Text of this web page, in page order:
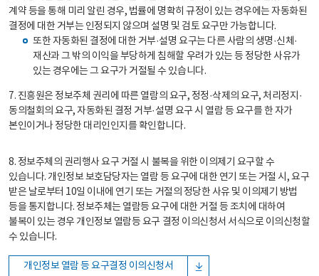
계약 등을 통해 미리 알린 경우, 법률에 명확히 규정이 있는 경우에는 자동화된
결정에 대한 거부는 인정되지 않으며 설명 및 검토 요구만 가능합니다.
또한 자동화된 결정에 대한 거부·설명 요구는 다른 사람의 생명·신체·
재산과 그 밖의 이익을 부당하게 침해할 우려가 있는 등 정당한 사유가
있는 경우에는 그 요구가 거절될 수 있습니다.
7. 진흥원은 정보주체 권리에 따른 열람의 요구, 정정·삭제의 요구, 처리정지·
동의철회의 요구, 자동화된 결정 거부·설명 요구 시 열람 등 요구를 한 자가
본인이거나 정당한 대리인인지를 확인합니다.
8. 정보주체의 권리행사 요구 거절 시 불복을 위한 이의제기 요구할 수
있습니다. 개인정보 보호담당자는 열람 등 요구에 대한 연기 또는 거절 시, 요구
받은 날로부터 10일 이내에 연기 또는 거절의 정당한 사유 및 이의제기 방법
등을 통지합니다. 정보주체는 열람등 요구에 대한 거절 등 조치에 대하여
불복이 있는 경우 개인정보 열람등 요구 결정 이의신청서 서식으로 이의신청할
수 있습니다.
개인정보 열람 등 요구결정 이의신청서